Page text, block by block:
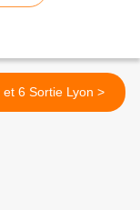
Jour 5 et 6 Sortie Lyon >